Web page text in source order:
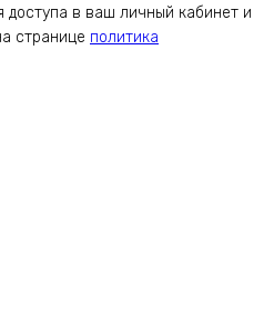
доступа в ваш личный кабинет и
странице политика